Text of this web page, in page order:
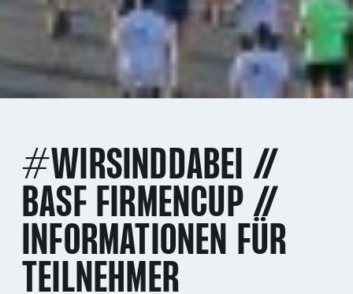
#WIRSINDDABEI //
BASF FIRMENCUP //
INFORMATIONEN FÜR
TEILNEHMER